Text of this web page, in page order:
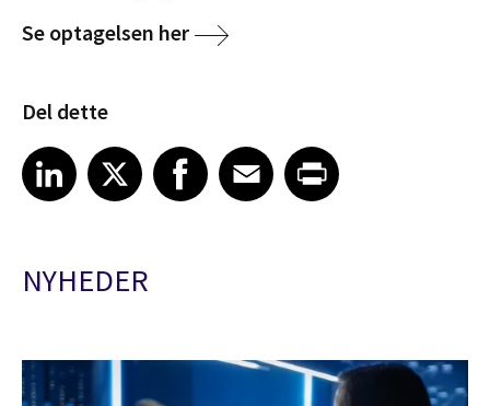
Se optagelsen her
Del dette
Share article on LinkedIn
LinkedIn
Share article on XShare article on Facebook
Facebook
Share article on Email
EmailShare article on Print
NYHEDER